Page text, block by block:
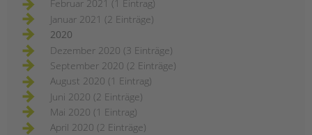
Februar 2021 (1 Eintrag)
Januar 2021 (2 Einträge)
2020
Dezember 2020 (3 Einträge)
September 2020 (2 Einträge)
August 2020 (1 Eintrag)
Juni 2020 (2 Einträge)
Mai 2020 (1 Eintrag)
April 2020 (2 Einträge)